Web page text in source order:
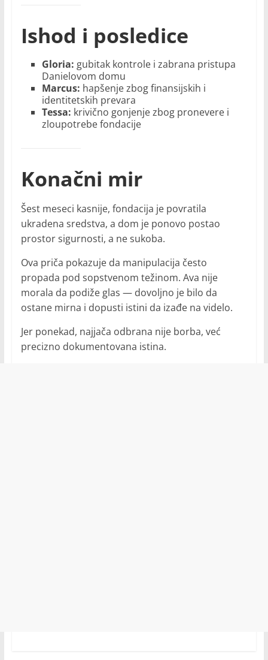
Ishod i posledice
Gloria: gubitak kontrole i zabrana pristupa
Danielovom domu
Marcus: hapšenje zbog finansijskih i
identitetskih prevara
Tessa: krivično gonjenje zbog pronevere i
zloupotrebe fondacije
Konačni mir
Šest meseci kasnije, fondacija je povratila
ukradena sredstva, a dom je ponovo postao
prostor sigurnosti, a ne sukoba.
Ova priča pokazuje da manipulacija često
propada pod sopstvenom težinom. Ava nije
morala da podiže glas — dovoljno je bilo da
ostane mirna i dopusti istini da izađe na videlo.
Jer ponekad, najjača odbrana nije borba, već
precizno dokumentovana istina.